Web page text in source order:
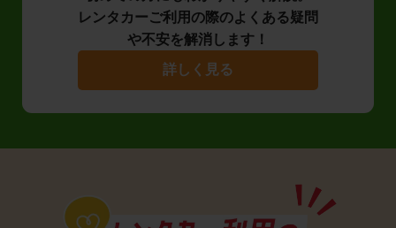
レンタカーご利用の際のよくある疑問
や不安を解消します！
詳しく見る